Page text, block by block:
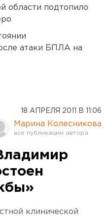
области подтопило
атаки БПЛА на
18 АПРЕЛЯ 2011 В 11:06
Марина Колесникова
клинической